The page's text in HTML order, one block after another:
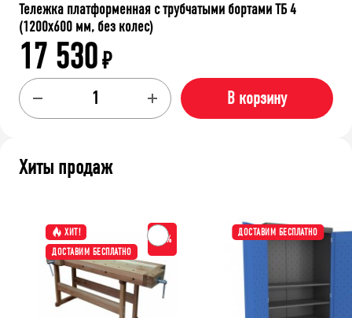
Тележка платформенная с трубчатыми бортами ТБ 4
(1200x600 мм, без колес)
17 530₽
В корзину
Хиты продаж
ХИТ!
ДОСТАВИМ БЕСПЛАТНО
-15%
ДОСТАВИМ БЕСПЛАТНО